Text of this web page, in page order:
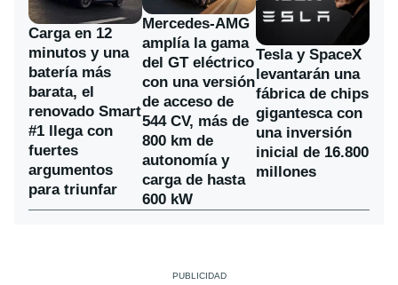
Carga en 12
minutos y una
batería más
barata, el
renovado Smart
#1 llega con
fuertes
argumentos
para triunfar
Mercedes-AMG
amplía la gama
del GT eléctrico
con una versión
de acceso de
544 CV, más de
800 km de
autonomía y
carga de hasta
600 kW
Tesla y SpaceX
levantarán una
fábrica de chips
gigantesca con
una inversión
inicial de 16.800
millones